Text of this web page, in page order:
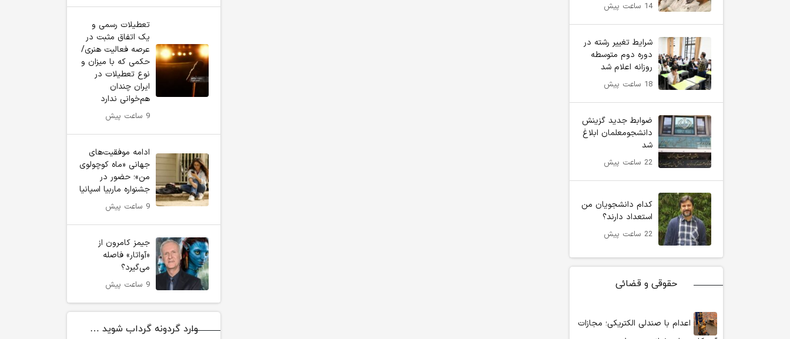
14 ساعت پیش
شرایط تغییر رشته در
دوره دوم متوسطه
روزانه اعلام شد
18 ساعت پیش
ضوابط جدید گزینش
دانشجومعلمان ابلاغ
شد
22 ساعت پیش
کدام دانشجویان من
استعداد دارند؟
22 ساعت پیش
حقوقی و قضائی
اعدام با صندلی الکتریکی؛ مجازات
تعطیلات رسمی و
یک اتفاق مثبت در
عرصه فعالیت هنری/
حکمی که با میزان و
نوع تعطیلات در
ایران چندان
هم‌خوانی ندارد
9 ساعت پیش
ادامه موفقیت‌های
جهانی «ماه کوچولوی
من»؛ حضور در
جشنواره ماربیا اسپانیا
9 ساعت پیش
جیمز کامرون از
«آواتار» فاصله
می‌گیرد؟
9 ساعت پیش
وارد گردونه گرداب شوید …